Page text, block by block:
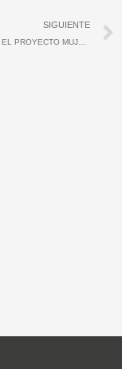
SIGUIENTE
PRESENTADO EL PROYECTO MUJEREXT DE LA FUNDACIÓN JÓVENES Y DEPORTE Y EL IMEX